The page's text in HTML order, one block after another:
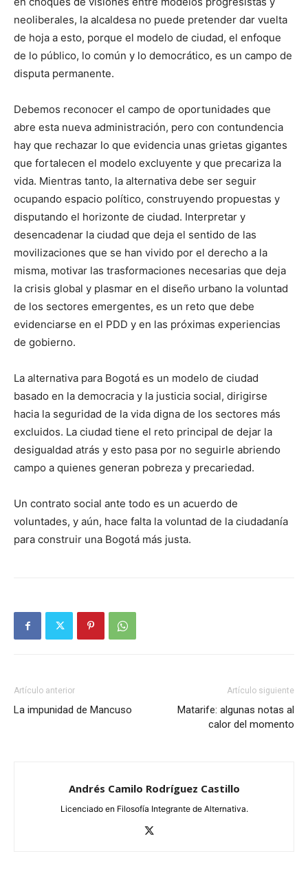
neoliberales, la alcaldesa no puede pretender dar vuelta
de hoja a esto, porque el modelo de ciudad, el enfoque
de lo público, lo común y lo democrático, es un campo de
disputa permanente.
Debemos reconocer el campo de oportunidades que
abre esta nueva administración, pero con contundencia
hay que rechazar lo que evidencia unas grietas gigantes
que fortalecen el modelo excluyente y que precariza la
vida. Mientras tanto, la alternativa debe ser seguir
ocupando espacio político, construyendo propuestas y
disputando el horizonte de ciudad. Interpretar y
desencadenar la ciudad que deja el sentido de las
movilizaciones que se han vivido por el derecho a la
misma, motivar las trasformaciones necesarias que deja
la crisis global y plasmar en el diseño urbano la voluntad
de los sectores emergentes, es un reto que debe
evidenciarse en el PDD y en las próximas experiencias
de gobierno.
La alternativa para Bogotá es un modelo de ciudad
basado en la democracia y la justicia social, dirigirse
hacia la seguridad de la vida digna de los sectores más
excluidos. La ciudad tiene el reto principal de dejar la
desigualdad atrás y esto pasa por no seguirle abriendo
campo a quienes generan pobreza y precariedad.
Un contrato social ante todo es un acuerdo de
voluntades, y aún, hace falta la voluntad de la ciudadanía
para construir una Bogotá más justa.
Artículo anterior
La impunidad de Mancuso
Artículo siguiente
Matarife: algunas notas al
calor del momento
Andrés Camilo Rodríguez Castillo
Licenciado en Filosofía Integrante de Alternativa.